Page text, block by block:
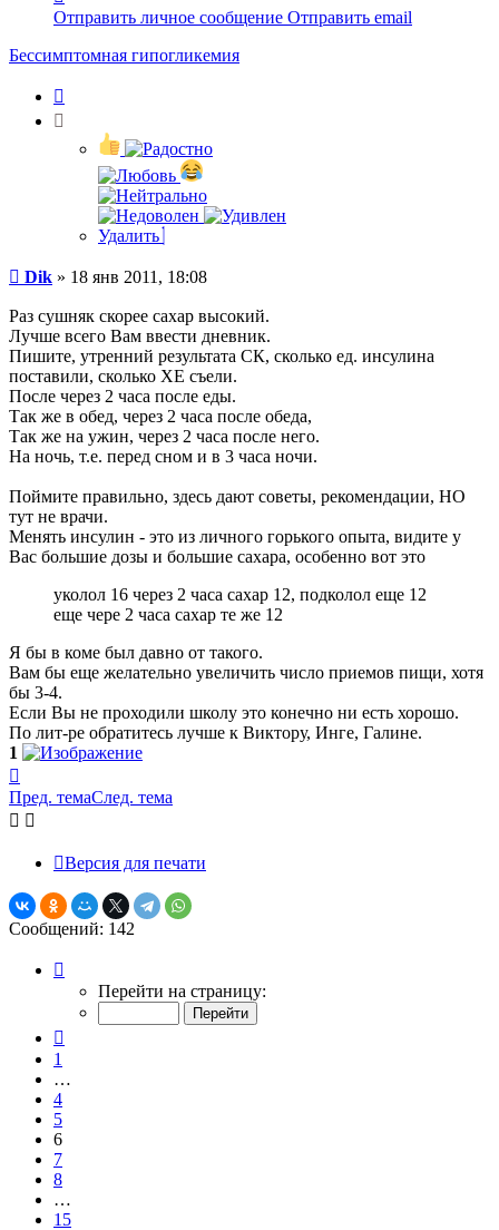
информация
пользователя
Dik
Отправить личное сообщение Отправить email
Бессимптомная гипогликемия
Удалить
Сообщение
Dik » 18 янв 2011, 18:08
Раз сушняк скорее сахар высокий.
Лучше всего Вам ввести дневник.
Пишите, утренний результата СК, сколько ед. инсулина
поставили, сколько ХЕ съели.
После через 2 часа после еды.
Так же в обед, через 2 часа после обеда,
Так же на ужин, через 2 часа после него.
На ночь, т.е. перед сном и в 3 часа ночи.
Поймите правильно, здесь дают советы, рекомендации, НО
тут не врачи.
Менять инсулин - это из личного горького опыта, видите у
Вас большие дозы и большие сахара, особенно вот это
уколол 16 через 2 часа сахар 12, подколол еще 12
еще чере 2 часа сахар те же 12
Я бы в коме был давно от такого.
Вам бы еще желательно увеличить число приемов пищи, хотя
бы 3-4.
Если Вы не проходили школу это конечно ни есть хорошо.
По лит-ре обратитесь лучше к Виктору, Инге, Галине.
1
к
началу
Пред. темаСлед. тема
Версия для печати
Сообщений: 142
Перейти на страницу:
1
…
4
5
6
7
8
…
15